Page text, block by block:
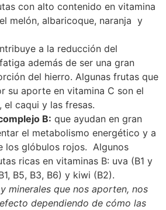
con alto contenido en vitamina
melón, albaricoque, naranja y
a la reducción del
además de ser una gran
del hierro. Algunas frutas que
su aporte en vitamina C son el
el caqui y las fresas.
B: que ayudan en gran
el metabolismo energético y a
los glóbulos rojos. Algunos
ricas en vitaminas B: uva (B1 y
B5, B3, B6) y kiwi (B2).
minerales que nos aporten, nos
dependiendo de cómo las